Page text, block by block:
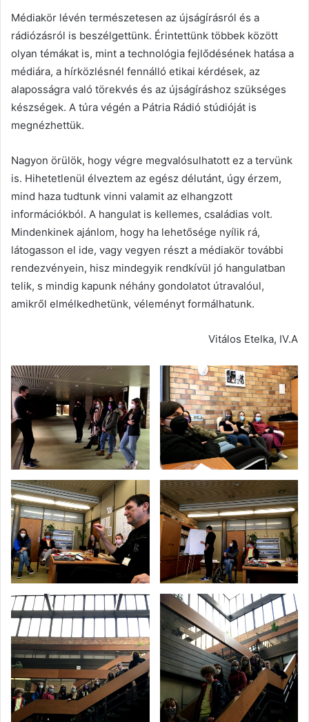
Médiakör lévén természetesen az újságírásról és a
rádiózásról is beszélgettünk. Érintettünk többek között
olyan témákat is, mint a technológia fejlődésének hatása a
médiára, a hírközlésnél fennálló etikai kérdések, az
alaposságra való törekvés és az újságíráshoz szükséges
készségek. A túra végén a Pátria Rádió stúdióját is
megnézhettük.
Nagyon örülök, hogy végre megvalósulhatott ez a tervünk
is. Hihetetlenül élveztem az egész délutánt, úgy érzem,
mind haza tudtunk vinni valamit az elhangzott
információkból. A hangulat is kellemes, családias volt.
Mindenkinek ajánlom, hogy ha lehetősége nyílik rá,
látogasson el ide, vagy vegyen részt a médiakör további
rendezvényein, hisz mindegyik rendkívül jó hangulatban
telik, s mindig kapunk néhány gondolatot útravalóul,
amikről elmélkedhetünk, véleményt formálhatunk.
Vitálos Etelka, IV.A